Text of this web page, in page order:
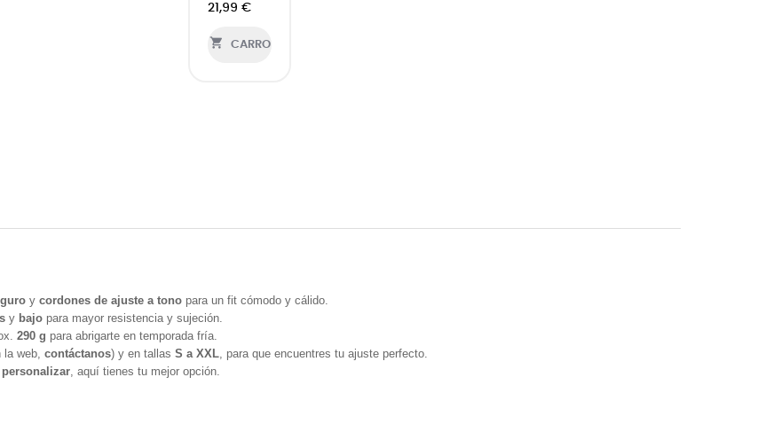
21,99 €
 CARRO
y cordones de ajuste a tono para un fit cómodo y cálido.
y bajo para mayor resistencia y sujeción.
290 g para abrigarte en temporada fría.
web, contáctanos) y en tallas S a XXL , para que encuentres tu ajuste perfecto.
personalizar , aquí tienes tu mejor opción.